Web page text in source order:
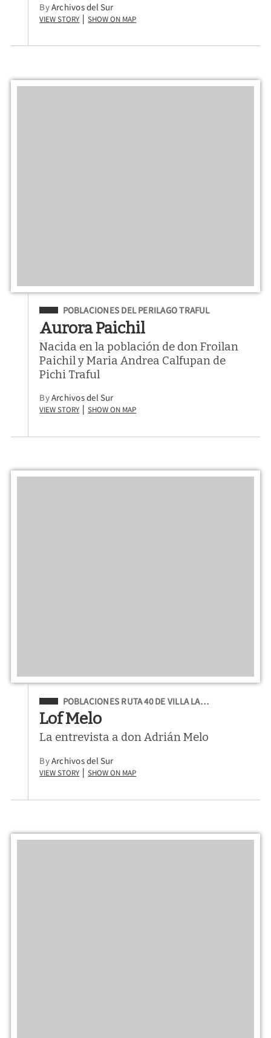
ByArchivos del Sur
View Story | Show on Map
Filed Under
POBLACIONES DEL PERILAGO TRAFUL
Aurora Paichil
Nacida en la población de don Froilan
Paichil y Maria Andrea Calfupan de
Pichi Traful
ByArchivos del Sur
View Story | Show on Map
Filed Under
POBLACIONES RUTA 40 DE VILLA LA…
Lof Melo
La entrevista a don Adrián Melo
ByArchivos del Sur
View Story | Show on Map